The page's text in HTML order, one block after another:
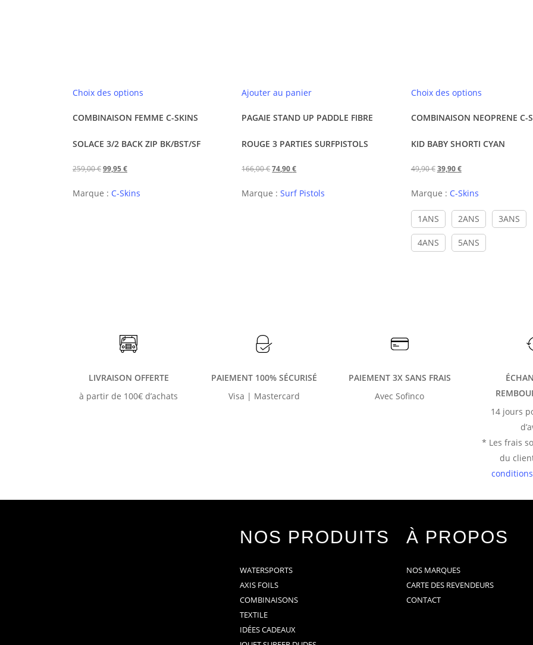
Choix des options
a
variations.
COMBINAISON FEMME C-SKINS
SOLACE 3/2 BACK ZIP BK/BST/SF
259,00€Le
initial
99,95€Le
actuel
Marque : C-Skins
Ajouter au panier
PAGAIE STAND UP PADDLE FIBRE
ROUGE 3 PARTIES SURFPISTOLS
166,00€Le
initial
74,90€Le
actuel
Marque :Surf Pistols
Choix des options
produit
a
variations.
choisies
sur
la
COMBINAISON NEOPRENE C-
KID BABY SHORTI CYAN
49,90€Le
initial
était :
49,90 €.
39,90€Le
actuel
est :
39,90 €.
Marque : C-Skins
1ANS 2ANS 3ANS
4ANS 5ANS
LIVRAISON OFFERTE
à partir de 100€ d’achats
PAIEMENT 100% SÉCURISÉ
Visa | Mastercard
PAIEMENT 3X SANS FRAIS
Avec Sofinco
14 jours
* Les frais
du
NOS PRODUITS
WATERSPORTS
AXIS FOILS
COMBINAISONS
TEXTILE
IDÉES CADEAUX
À PROPOS
NOS MARQUES
CARTE DES REVENDEURS
CONTACT